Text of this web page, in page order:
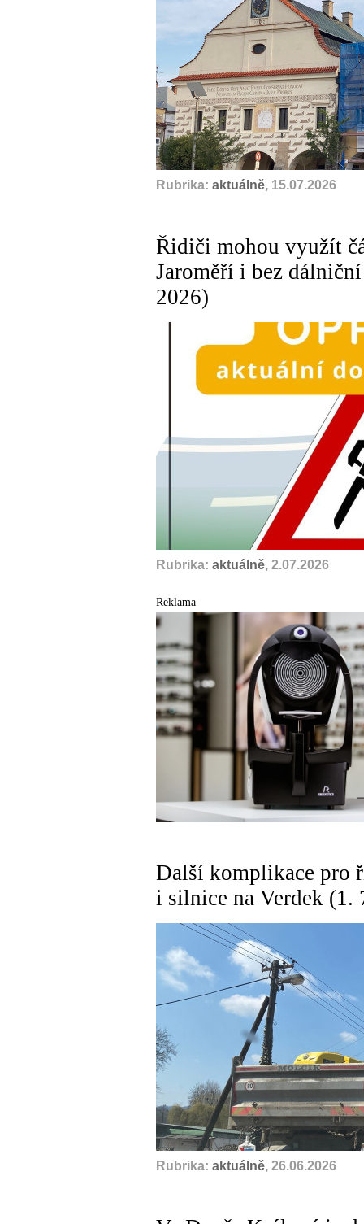
Rubrika: aktuálně, 15.07.2026
Řidiči mohou využít
Jaroměří i bez
2026)
Rubrika: aktuálně, 2.07.2026
Reklama
Další komplikace pro
i silnice na Verdek (1.
Rubrika: aktuálně, 26.06.2026